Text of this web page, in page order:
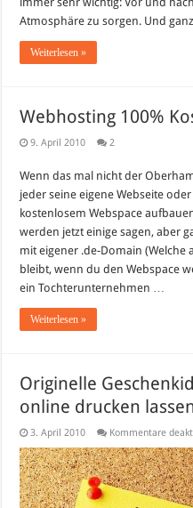
Atmosphäre zu sorgen. Und
Weiterlesen »
Webhosting 100%
9. April 2010 2
Wenn das mal nicht der
jeder seine eigene Webseite
kostenlosem Webspace
werden jetzt einige sagen, aber
mit eigener .de-Domain
bleibt, wenn du den Webspace
ein Tochterunternehmen …
Weiterlesen »
Originelle
online drucken
3. April 2010 Kommentare